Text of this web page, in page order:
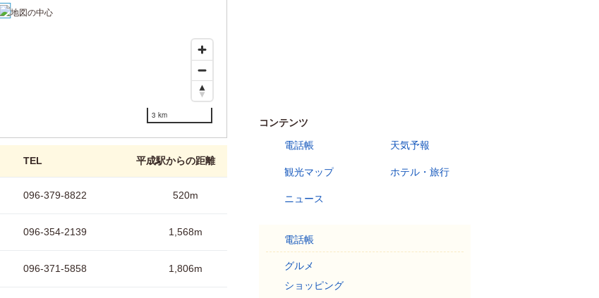
1
3 km
TEL 平成駅からの距離
096-379-8822 520m
096-354-2139 1,568m
096-371-5858 1,806m
コンテンツ
電話帳
天気予報
観光マップ ホテル・旅行
ニュース
電話帳
グルメ
ショッピング